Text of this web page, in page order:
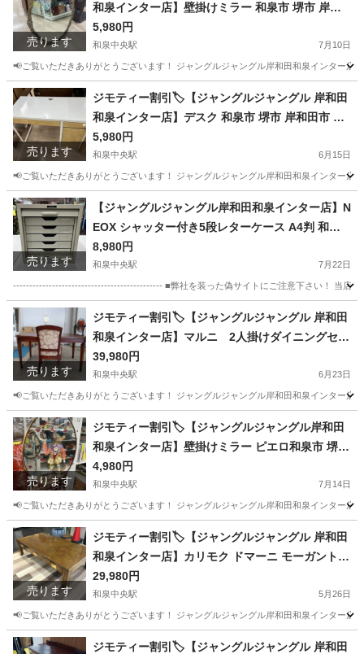
売ります
和泉インター店】壁掛けミラー 和泉市 堺市 岸和
田市 泉大津市 高石市 泉北郡熊取町
5,980円
和泉中央駅 7月10日
📢ご覧いただきありがとうございます！ ジャングルジャングル岸和田和泉インター
大阪 和泉市 ミラー/鏡 ジャングル
売ります
ジモティー割引🏷️【ジャングルジャングル 岸和田
和泉インター店】デスク 和泉市 堺市 岸和田市 泉
大津市 高石市 泉北郡熊取町
5,980円
和泉中央駅 6月15日
📢ご覧いただきありがとうございます！ ジャングルジャングル岸和田和泉インター
大阪 和泉市 和泉中央駅 テーブル ジャングル
売ります
【ジャングルジャングル岸和田和泉インター店】N
EOX シャッター付き5段レターケース A4判 和泉
市 堺市 岸和田市 泉大津市 高石市 泉北郡熊取町
8,980円
和泉中央駅 7月22日
---------------------------------------------- ■弊社を装った偽サイトにご注意下さい！ 当店の
大阪 和泉市 オフィス用家具
売ります
ジモティー割引🏷️【ジャングルジャングル 岸和田
和泉インター店】マルニ 2人掛けダイニングセッ
ト 和泉市 堺市 岸和田市 泉大津市 高石市 泉北郡熊
取町
39,980円
和泉中央駅 6月23日
📢ご覧いただきありがとうございます！ ジャングルジャングル岸和田和泉インター
大阪 和泉市 ダイニングセット ジャングル
売ります
ジモティー割引🏷️【ジャングルジャングル岸和田
和泉インター店】壁掛けミラー ピエロ和泉市 堺市
岸和田市 泉大津市 高石市 泉北郡熊取町
4,980円
和泉中央駅 7月14日
📢ご覧いただきありがとうございます！ ジャングルジャングル岸和田和泉インター
大阪 和泉市 ミラー/鏡 ジャングル
売ります
ジモティー割引🏷️【ジャングルジャングル 岸和田
和泉インター店】カリモク ドマーニ モーガントン
リビングテーブル 和泉市 堺市 岸和田市 泉大津市
高石市 泉北郡熊取町
29,980円
和泉中央駅 5月26日
📢ご覧いただきありがとうございます！ ジャングルジャングル岸和田和泉インター
大阪 和泉市 テーブル ジャングル
ジモティー割引🏷️【ジャングルジャングル 岸和田